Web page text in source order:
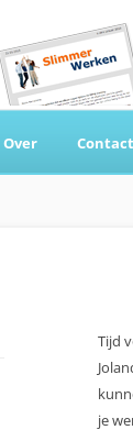
Over Contact
Tijd
je